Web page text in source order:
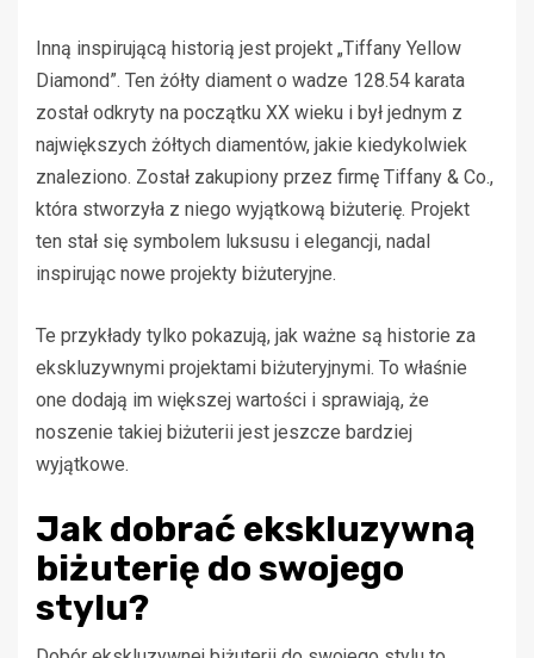
Inną inspirującą historią jest projekt „Tiffany Yellow
Diamond”. Ten żółty diament o wadze 128.54 karata
został odkryty na początku XX wieku i był jednym z
największych żółtych diamentów, jakie kiedykolwiek
znaleziono. Został zakupiony przez firmę Tiffany & Co.,
która stworzyła z niego wyjątkową biżuterię. Projekt
ten stał się symbolem luksusu i elegancji, nadal
inspirując nowe projekty biżuteryjne.
Te przykłady tylko pokazują, jak ważne są historie za
ekskluzywnymi projektami biżuteryjnymi. To właśnie
one dodają im większej wartości i sprawiają, że
noszenie takiej biżuterii jest jeszcze bardziej
wyjątkowe.
Jak dobrać ekskluzywną
biżuterię do swojego
stylu?